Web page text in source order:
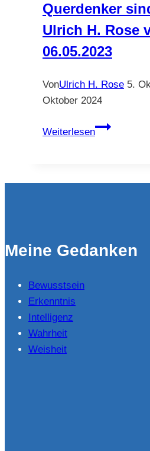
Querdenker
Ulrich H. Rose
06.05.2023
VonUlrich H. Rose 5.
Oktober 2024
Weiterlesen
Querdenker
Meine Gedanken
Bewusstsein
Erkenntnis
Intelligenz
Wahrheit
Weisheit